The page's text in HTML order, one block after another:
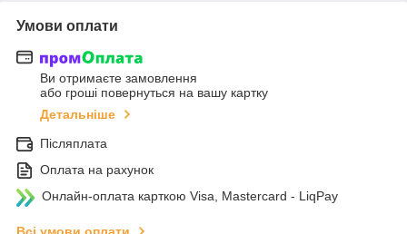
Умови оплати
Ви отримаєте замовлення
або гроші повернуться на вашу картку
Детальніше
Післяплата
Оплата на рахунок
Онлайн-оплата карткою Visa, Mastercard - LiqPay